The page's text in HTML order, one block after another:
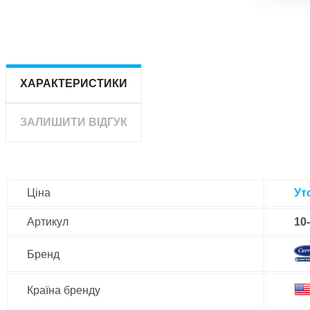
ХАРАКТЕРИСТИКИ
ЗАЛИШИТИ ВІДГУК
Ціна
Артикул
Бренд
Країна бренду